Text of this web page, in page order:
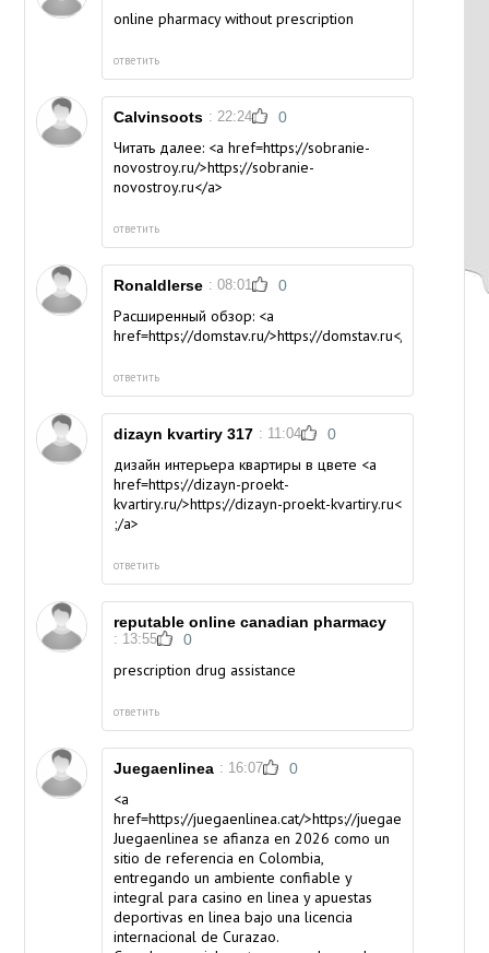
online pharmacy without prescription
ответить
Calvinsoots : 22:24 0
Читать далее: <a href=https://sobranie-
novostroy.ru/>https://sobranie-
novostroy.ru</a>
ответить
Ronaldlerse : 08:01 0
Расширенный обзор: <a
href=https://domstav.ru/>https://domstav.ru</a>
ответить
dizayn kvartiry 317 : 11:04 0
дизайн интерьера квартиры в цвете <a
href=https://dizayn-proekt-
kvartiry.ru/>https://dizayn-proekt-kvartiry.ru<
;/a>
ответить
reputable online canadian pharmacy
: 13:55 0
prescription drug assistance
ответить
Juegaenlinea : 16:07 0
<a
href=https://juegaenlinea.cat/>https://juegaenlinea.cat/</
Juegaenlinea se afianza en 2026 como un
sitio de referencia en Colombia,
entregando un ambiente confiable y
integral para casino en linea y apuestas
deportivas en linea bajo una licencia
internacional de Curazao.